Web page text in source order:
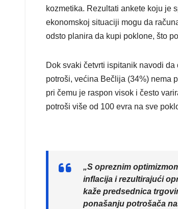
kozmetika. Rezultati ankete koju je
ekonomskoj situaciji mogu da
odsto planira da kupi poklone, što
Dok svaki četvrti ispitanik navodi
potroši, većina Bečlija (34%) nema
pri čemu je raspon visok i često
potroši više od 100 evra na sve
„S opreznim
inflacija i rezultirajući
kaže predsednica
ponašanju potrošača